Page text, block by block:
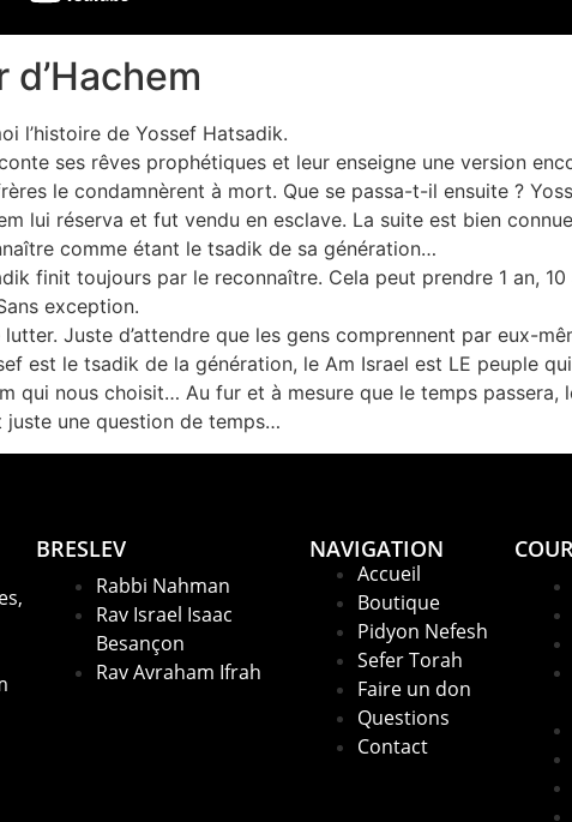
l’histoire de Yossef Hatsadik.
ses rêves prophétiques et leur enseigne une version
le condamnèrent à mort. Que se passa-t-il ensuite ?
lui réserva et fut vendu en esclave. La suite est bien
comme étant le tsadik de sa génération…
finit toujours par le reconnaître. Cela peut prendre 1 an,
exception.
lutter. Juste d’attendre que les gens comprennent par eux-
est le tsadik de la génération, le Am Israel est LE peuple
qui nous choisit… Au fur et à mesure que le temps
juste une question de temps…
BRESLEV
Rabbi Nahman
Rav Israel Isaac
Besançon
Rav Avraham Ifrah
NAVIGATION
Accueil
Boutique
Pidyon Nefesh
Sefer Torah
Faire un don
Questions
Contact